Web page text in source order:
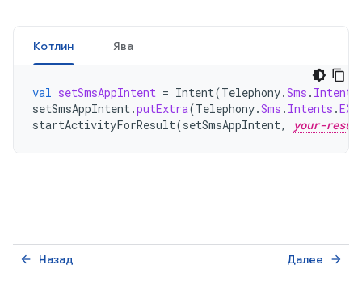
Котлин Ява
val setSmsAppIntent = Intent(Telephony.Sms . Intents
setSmsAppIntent.putExtra(Telephony.Sms . Intents .
startActivityForResult(setSmsAppIntent, your-
Назад
arrow_back Далее arrow_forward